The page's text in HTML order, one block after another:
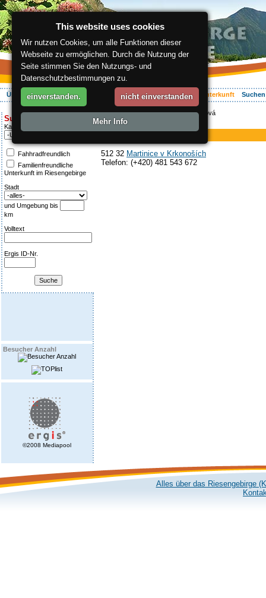
Über die Region Aktiv Erleben Entspannung Ihr Urlaub Unterkunft
Suche:
Kategorie
Fahhradfreundlich
Familienfreundliche
Unterkunft im Riesengebirge
Stadt
und Umgebung bis
km
Volltext
Ergis ID-Nr.
Besucher Anzahl
©2008 Mediapool
ergis.cz>Unterkunft> Privat Jirásková
Privat
Privat Jirásková
512 32 Martinice v Krkonoších
Telefon: (+420) 481 543 672
Alles über das Riesengebirge
This website uses cookies
Wir nutzen Cookies, um alle Funktionen dieser
Webseite zu ermöglichen. Durch die Nutzung der
Seite stimmen Sie den Nutzungs- und
Datenschutzbestimmungen zu.
einverstanden. nicht einverstanden
Mehr Info